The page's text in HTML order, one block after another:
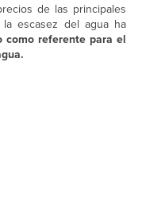
de las principales
escasez del agua ha
como referente para el